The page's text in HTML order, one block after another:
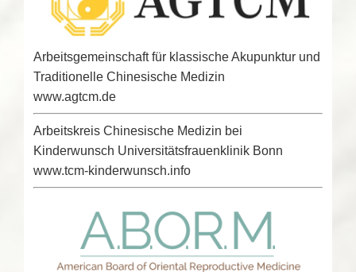
Arbeitsgemeinschaft für klassische Akupunktur und
Traditionelle Chinesische Medizin
www.agtcm.de
Arbeitskreis Chinesische Medizin bei
Kinderwunsch Universitätsfrauenklinik Bonn
www.tcm-kinderwunsch.info